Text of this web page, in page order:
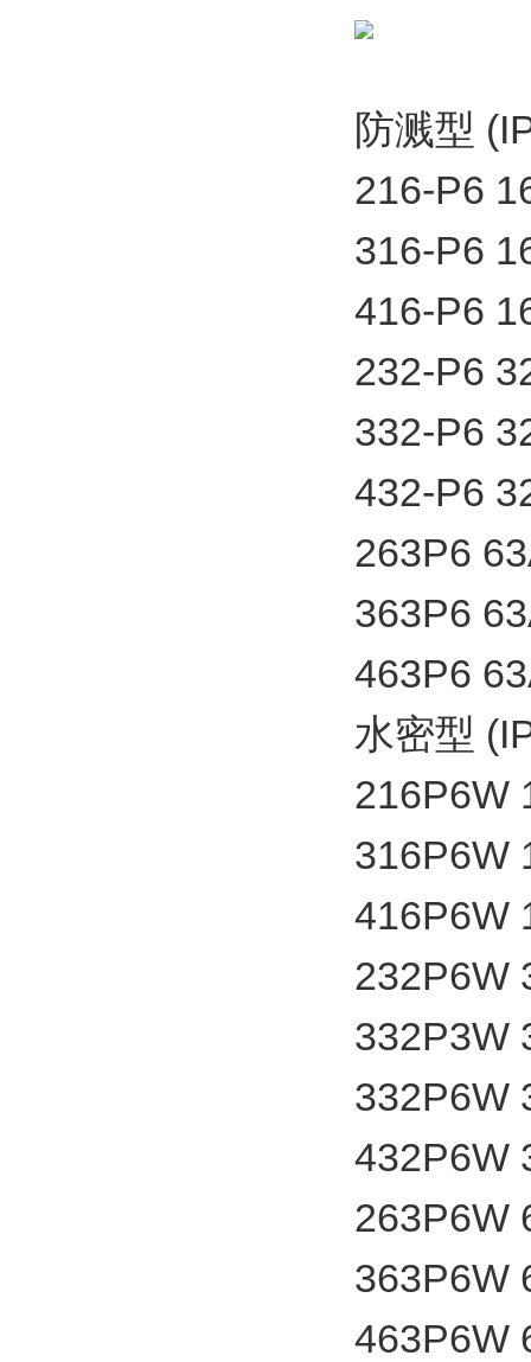
防溅型
216-P6
316-P6
416-P6
232-P6
332-P6
432-P6
263P6
363P6
463P6
水密型
216P6W
316P6W
416P6W
232P6W
332P3W
332P6W
432P6W
263P6W
363P6W
463P6W